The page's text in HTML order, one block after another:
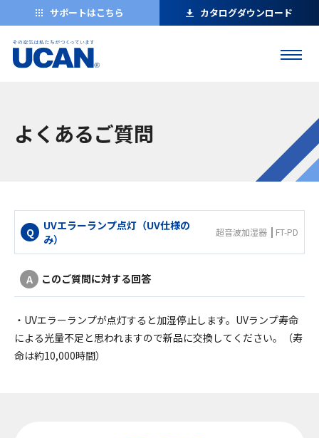
サポートはこちら カタログダウンロード
よくあるご質問
UVエラーランプ点灯（UV仕様の
み）
超音波加湿器 FT-PD
このご質問に対する回答
・UVエラーランプが点灯すると加湿停止します。UVランプ寿命
による光量不足と思われますので新品に交換してください。（寿
命は約10,000時間）